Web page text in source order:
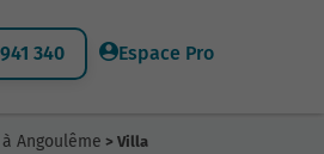
340 Espace Pro
Angoulême > Villa